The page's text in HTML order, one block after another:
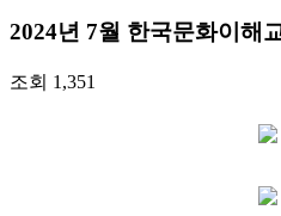
2024년 7월 한국문화이해
조회 1,351